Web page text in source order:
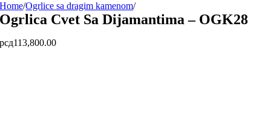
Home/Ogrlice sa dragim kamenom/
Ogrlica Cvet Sa Dijamantima – OGK28
рсд113,800.00